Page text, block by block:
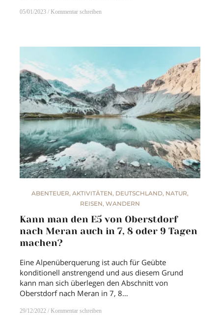
05/01/2023 Kommentar schreiben
ABENTEUER, AKTIVITÄTEN, DEUTSCHLAND, NATUR,
REISEN, WANDERN
Kann man den E5 von Oberstdorf
nach Meran auch in 7, 8 oder 9 Tagen
machen?
Eine Alpenüberquerung ist auch für Geübte
konditionell anstrengend und aus diesem Grund
kann man sich überlegen den Abschnitt von
Oberstdorf nach Meran in 7, 8…
29/12/2022 Kommentar schreiben